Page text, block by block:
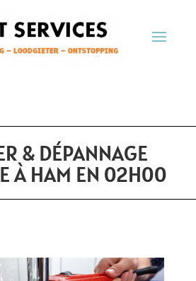
& DÉPANNAGE
À HAM EN 02H00